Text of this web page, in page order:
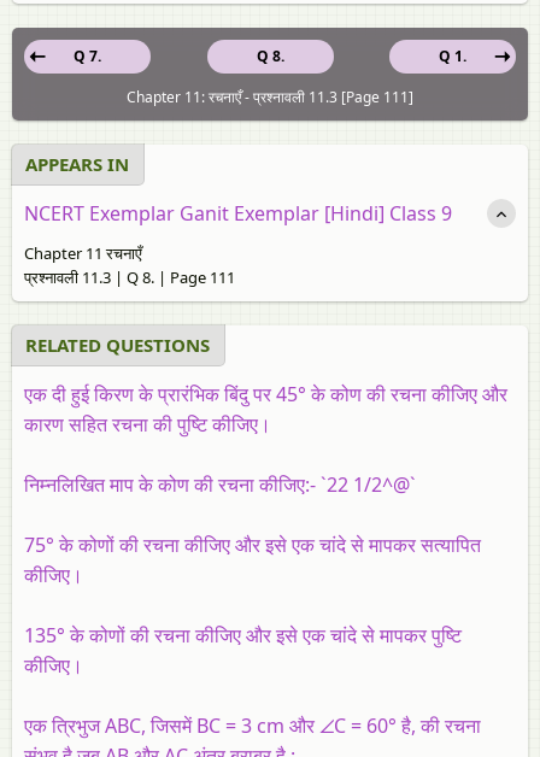
Q 8.
Q 7.
Q 1.
Chapter 11: रचनाएँ - प्रश्नावली 11.3 [Page 111]
APPEARS IN
NCERT Exemplar Ganit Exemplar [Hindi] Class 9
Chapter 11 रचनाएँ
प्रश्नावली 11.3 | Q 8. | Page 111
RELATED QUESTIONS
एक दी हुई किरण के प्रारंभिक बिंदु पर 45° के कोण की रचना कीजिए और
कारण सहित रचना की पुष्टि कीजिए।
निम्नलिखित माप के कोण की रचना कीजिए:- `22 1/2^@`
75° के कोणों की रचना कीजिए और इसे एक चांदे से मापकर सत्यापित
कीजिए।
135° के कोणों की रचना कीजिए और इसे एक चांदे से मापकर पुष्टि
कीजिए।
एक त्रिभुज ABC, जिसमें BC = 3 cm और ∠C = 60° है, की रचना